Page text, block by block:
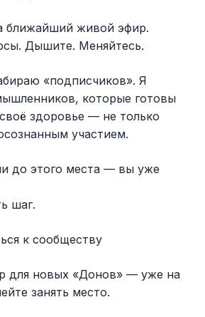
ближайший живой эфир.
Дышите. Меняйтесь.
«подписчиков». Я
которые готовы
здоровье — не только
участием.
до этого места — вы уже
шаг.
к сообществу
для новых «Донов» — уже на
занять место.